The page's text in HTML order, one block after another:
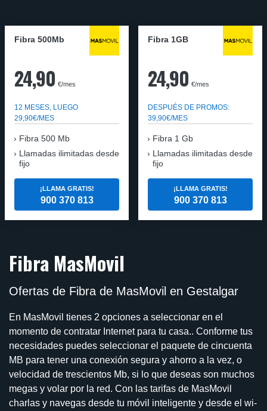
Fibra 500Mb
24,90 €/mes
12 MESES, LUEGO
29,90€/MES
Fibra 500 Mb
Llamadas ilimitadas desde
fijo
¡LLAMA GRATIS!
900 370 813
Fibra 1GB
24,90 €/mes
DESPUÉS DE PROMOS:
39,90€/MES
Fibra 1 Gb
Llamadas ilimitadas desde
fijo
¡LLAMA GRATIS!
900 370 813
Fibra MasMovil
Ofertas de Fibra de MasMovil en Gestalgar
En MasMovil tienes 2 opciones a seleccionar en el
momento de contratar Internet para tu casa.. Conforme tus
necesidades puedes seleccionar el paquete de cincuenta
MB para tener una conexión segura y ahorro a la vez, o
velocidad de trescientos Mb, si lo que deseas son muchos
megas y volar por la red. Con las tarifas de MasMovil
charlas y navegas desde tu móvil inteligente y desde el wi-